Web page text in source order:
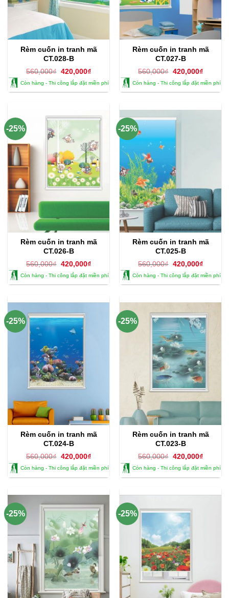
Rèm cuốn in tranh mã
CT.028-B
560,000₫ Giá
là:
560,000₫.
420,000₫Giá
tại
là:
Còn hàng - Thi công lắp đặt miền phí
Rèm cuốn in tranh mã
CT.027-B
560,000₫ Giá
là:
560,000₫.
420,000₫Giá
tại
là:
Còn hàng - Thi công lắp đặt miền phí
-25%
Rèm cuốn in tranh mã
CT.026-B
560,000₫ Giá
là:
560,000₫.
420,000₫Giá
tại
là:
Còn hàng - Thi công lắp đặt miền phí
-25%
Rèm cuốn in tranh mã
CT.025-B
560,000₫ Giá
là:
560,000₫.
420,000₫Giá
tại
là:
Còn hàng - Thi công lắp đặt miền phí
-25%
Rèm cuốn in tranh mã
CT.024-B
560,000₫ Giá
là:
560,000₫.
420,000₫Giá
tại
là:
Còn hàng - Thi công lắp đặt miền phí
-25%
Rèm cuốn in tranh mã
CT.023-B
560,000₫ Giá
là:
560,000₫.
420,000₫Giá
tại
là:
Còn hàng - Thi công lắp đặt miền phí
-25% -25%